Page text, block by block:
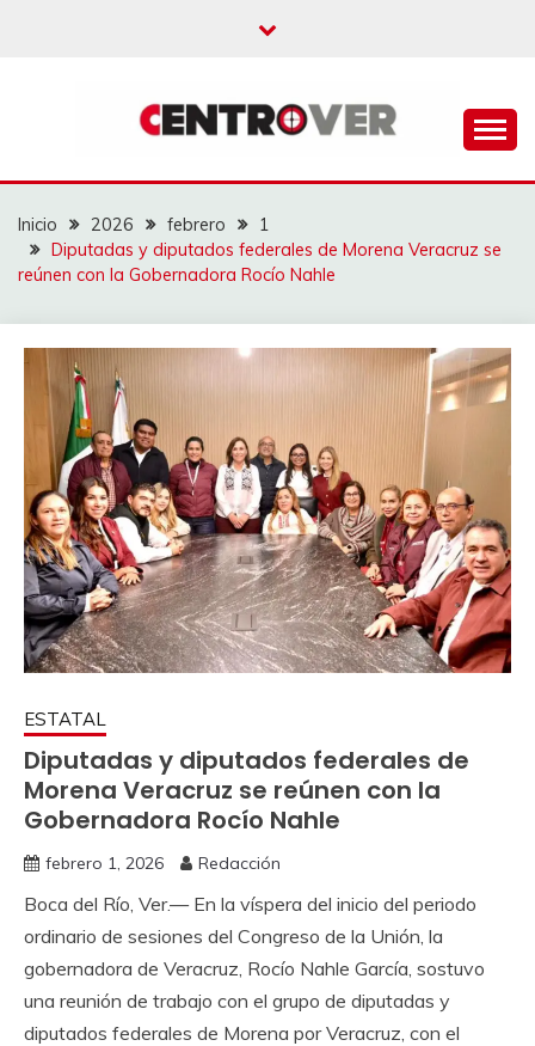
CENTROVER
NOTICIAS
Inicio 2026 febrero
1
Diputadas y diputados federales de Morena Veracruz se
reúnen con la Gobernadora Rocío Nahle
ESTATAL
Diputadas y diputados federales de
Morena Veracruz se reúnen con la
Gobernadora Rocío Nahle
febrero 1, 2026 Redacción
Boca del Río, Ver.— En la víspera del inicio del periodo
ordinario de sesiones del Congreso de la Unión, la
gobernadora de Veracruz, Rocío Nahle García, sostuvo
una reunión de trabajo con el grupo de diputadas y
diputados federales de Morena por Veracruz, con el